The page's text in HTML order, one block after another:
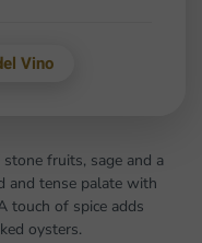
Vino
fruits, sage and a
and tense palate with
touch of spice adds
oysters.